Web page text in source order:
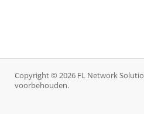
Copyright © 2026 FL Network
voorbehouden.